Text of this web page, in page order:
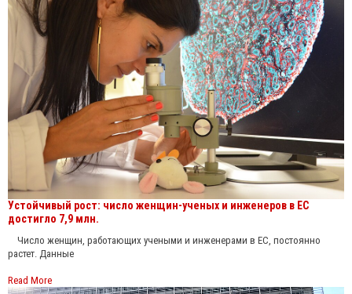
Устойчивый рост: число женщин-ученых и инженеров в ЕС
достигло 7,9 млн.
Число женщин, работающих учеными и инженерами в ЕС, постоянно
растет. Данные
Read More